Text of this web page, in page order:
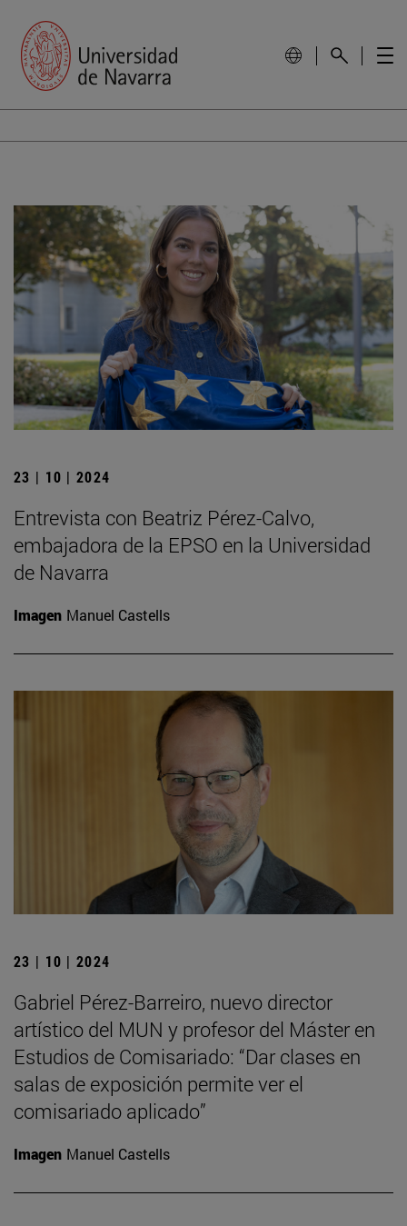
23 | 10 | 2024
Entrevista con Beatriz Pérez-Calvo,
embajadora de la EPSO en la Universidad
de Navarra
Imagen Manuel Castells
23 | 10 | 2024
Gabriel Pérez-Barreiro, nuevo director
artístico del MUN y profesor del Máster en
Estudios de Comisariado: “Dar clases en
salas de exposición permite ver el
comisariado aplicado”
Imagen Manuel Castells